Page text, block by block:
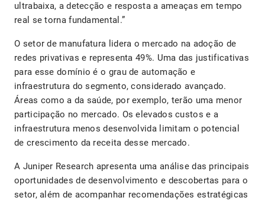
ultrabaixa, a detecção e resposta a ameaças em tempo
real se torna fundamental.”
O setor de manufatura lidera o mercado na adoção de
redes privativas e representa 49%. Uma das justificativas
para esse domínio é o grau de automação e
infraestrutura do segmento, considerado avançado.
Áreas como a da saúde, por exemplo, terão uma menor
participação no mercado. Os elevados custos e a
infraestrutura menos desenvolvida limitam o potencial
de crescimento da receita desse mercado.
A Juniper Research apresenta uma análise das principais
oportunidades de desenvolvimento e descobertas para o
setor, além de acompanhar recomendações estratégicas